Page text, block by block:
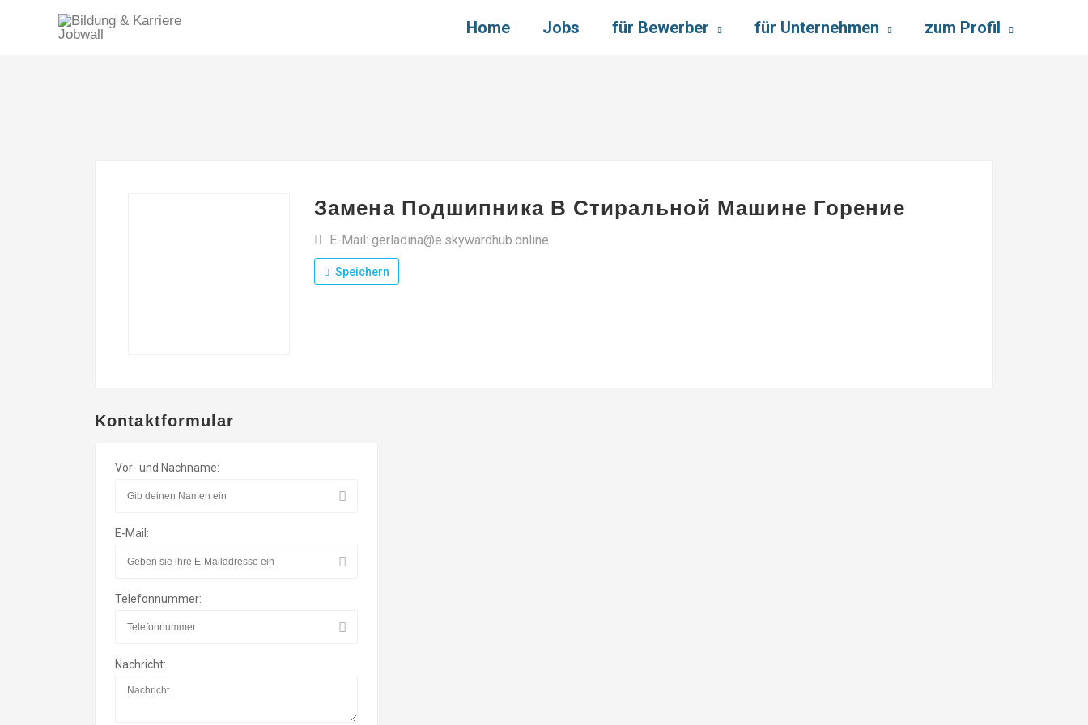
Home Jobs für Bewerber für Unternehmen zum Profil
Замена Подшипника В Стиральной Машине Горение
E-Mail: gerladina@e.skywardhub.online
Speichern
Kontaktformular
Vor- und Nachname:
E-Mail:
Telefonnummer:
Nachricht: